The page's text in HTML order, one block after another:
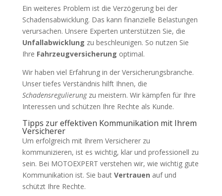
Ein weiteres Problem ist die Verzögerung bei der
Schadensabwicklung. Das kann finanzielle Belastungen
verursachen. Unsere Experten unterstützen Sie, die
Unfallabwicklung zu beschleunigen. So nutzen Sie
Ihre Fahrzeugversicherung optimal.
Wir haben viel Erfahrung in der Versicherungsbranche.
Unser tiefes Verständnis hilft Ihnen, die
Schadensregulierungzu meistern. Wir kämpfen für Ihre
Interessen und schützen Ihre Rechte als Kunde.
Tipps zur effektiven Kommunikation mit Ihrem
Versicherer
Um erfolgreich mit Ihrem Versicherer zu
kommunizieren, ist es wichtig, klar und professionell zu
sein. Bei MOTOEXPERT verstehen wir, wie wichtig gute
Kommunikation ist. Sie baut Vertrauen auf und
schützt Ihre Rechte.